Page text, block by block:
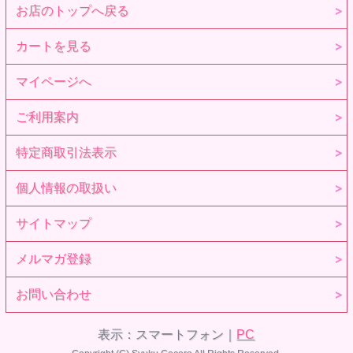
お店のトップへ戻る
カートを見る
マイページへ
ご利用案内
特定商取引法表示
個人情報の取扱い
サイトマップ
メルマガ登録
お問い合わせ
表示：スマートフォン｜ PC